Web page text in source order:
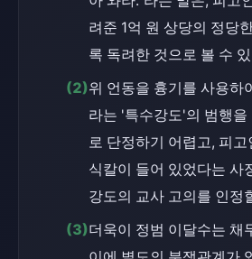
려준 1억 원 상당의 정당
록 독려한 것으로 볼 수
(2)위 언동을 흉기를 사용하
라는 '특수강도'의 범행을
로 단정하기 어렵고, 피
식칼이 들어 있었다는 사
강도의 교사 고의를 인정
(3)더욱이 정범 이달수는 채